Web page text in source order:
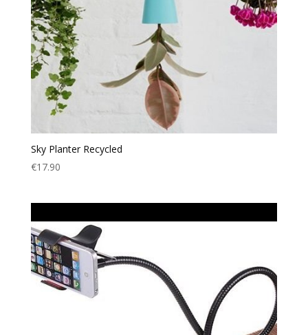
Sky Planter Recycled
€17.90